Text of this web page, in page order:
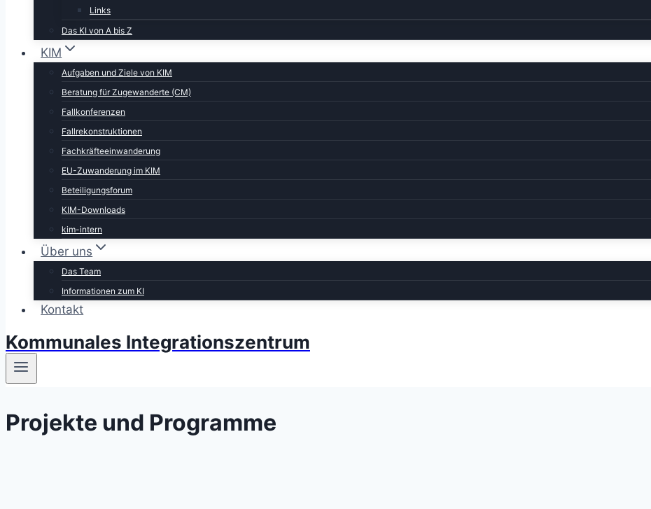
Links
Das KI von A bis Z
KIM
Aufgaben und Ziele von KIM
Beratung für Zugewanderte (CM)
Fallkonferenzen
Fallrekonstruktionen
Fachkräfteeinwanderung
EU-Zuwanderung im KIM
Beteiligungsforum
KIM-Downloads
kim-intern
Über uns
Das Team
Informationen zum KI
Kontakt
Kommunales Integrationszentrum
Projekte und Programme